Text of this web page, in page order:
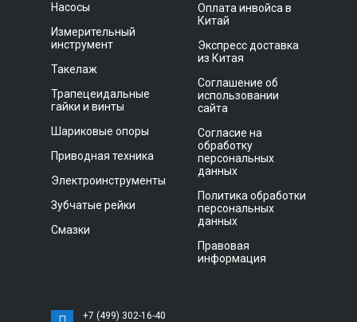
Насосы
Измерительный
инструмент
Такелаж
Трапецеидальные
гайки и винты
Шариковые опоры
Приводная техника
Электроинструменты
Зубчатые рейки
Смазки
Оплата инвойса в
Китай
Экспресс доставка
из Китая
Соглашение об
использовании
сайта
Согласие на
обработку
персональных
данных
Политика обработки
персональных
данных
Правовая
информация
+7 (499) 302-16-40